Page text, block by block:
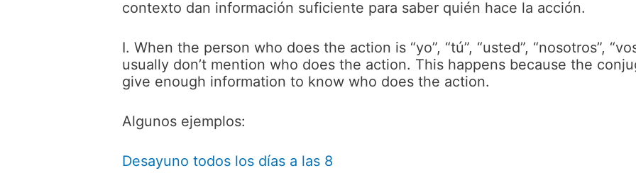
contexto dan información suficiente para saber quién hace la acción.
I. When the person who does the action is “yo”, “tú”, “usted”, “nosotros”,
usually don’t mention who does the action. This happens because the
give enough information to know who does the action.
Algunos ejemplos:
Desayuno todos los días a las 8